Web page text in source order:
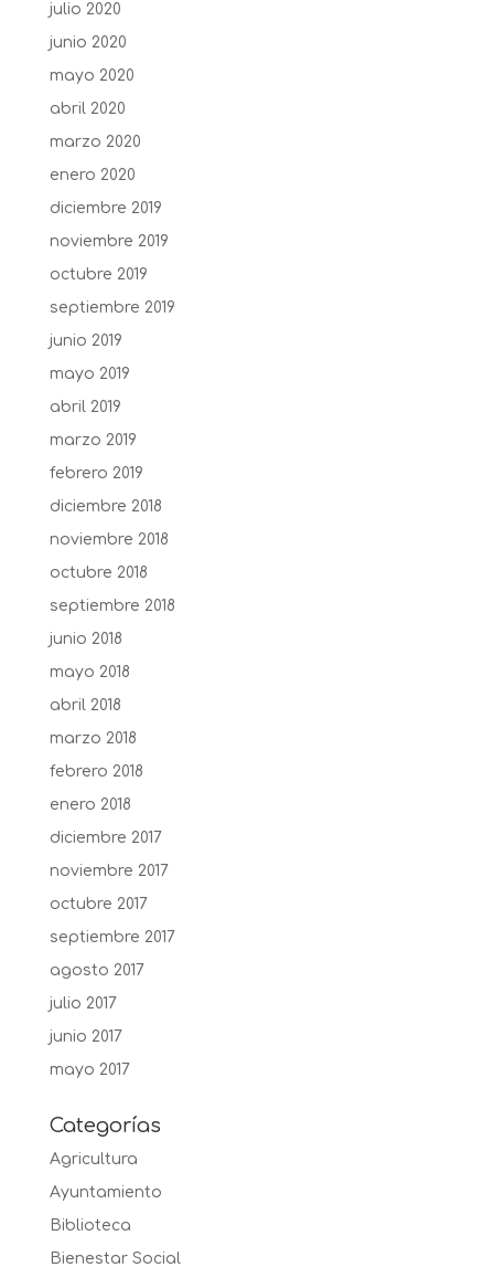
julio 2020
junio 2020
mayo 2020
abril 2020
marzo 2020
enero 2020
diciembre 2019
noviembre 2019
octubre 2019
septiembre 2019
junio 2019
mayo 2019
abril 2019
marzo 2019
febrero 2019
diciembre 2018
noviembre 2018
octubre 2018
septiembre 2018
junio 2018
mayo 2018
abril 2018
marzo 2018
febrero 2018
enero 2018
diciembre 2017
noviembre 2017
octubre 2017
septiembre 2017
agosto 2017
julio 2017
junio 2017
mayo 2017
Categorías
Agricultura
Ayuntamiento
Biblioteca
Bienestar Social